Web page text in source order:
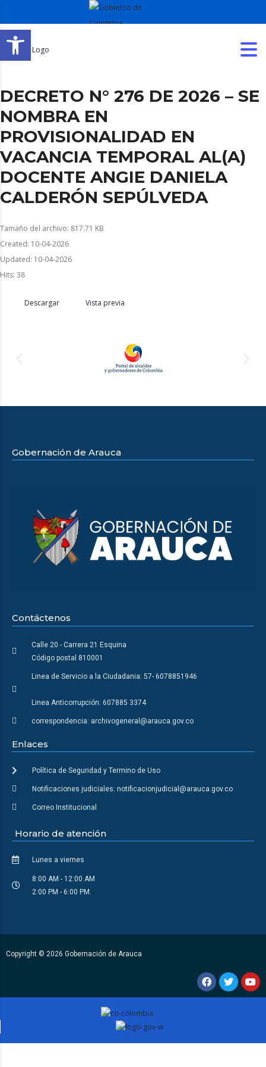
Abrir barra de herramientas
DECRETO N° 276 DE 2026 – SE
NOMBRA EN
PROVISIONALIDAD EN
VACANCIA TEMPORAL AL(A)
DOCENTE ANGIE DANIELA
CALDERÓN SEPÚLVEDA
Tamaño del archivo: 817.71 KB
Created: 10-04-2026
Updated: 10-04-2026
Hits: 38
Descargar Vista previa
Gobernación de Arauca
Contáctenos
Calle 20 - Carrera 21 Esquina
Código postal 810001
Linea de Servicio a la Ciudadania: 57- 6078851946
Linea Anticorrupción: 607885 3374
correspondencia: archivogeneral@arauca.gov.co
Enlaces
Política de Seguridad y Termino de Uso
Notificaciones judiciales: notificacionjudicial@arauca.gov.co
Correo Institucional
Horario de atención
Lunes a viernes
8:00 AM - 12:00 AM
2:00 PM - 6:00 PM.
Copyright © 2026 Gobernación de Arauca